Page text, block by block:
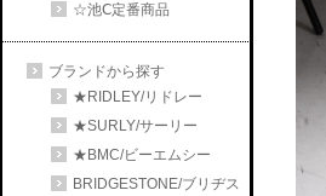
☆池Ⅽ定番商品
ブランドから探す
★RIDLEY/リドレー
★SURLY/サーリー
★BMC/ビーエムシー
BRIDGESTONE/ブリヂス